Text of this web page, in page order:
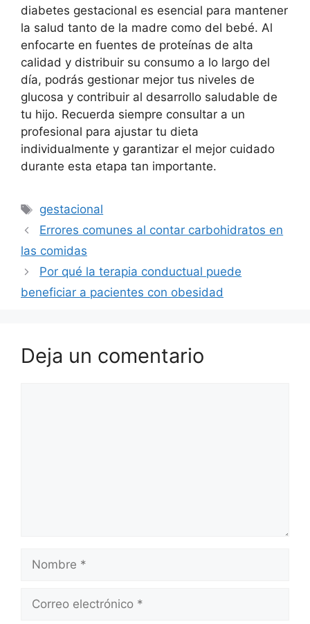
diabetes gestacional es esencial para mantener
la salud tanto de la madre como del bebé. Al
enfocarte en fuentes de proteínas de alta
calidad y distribuir su consumo a lo largo del
día, podrás gestionar mejor tus niveles de
glucosa y contribuir al desarrollo saludable de
tu hijo. Recuerda siempre consultar a un
profesional para ajustar tu dieta
individualmente y garantizar el mejor cuidado
durante esta etapa tan importante.
Etiquetas
gestacional
Errores comunes al contar carbohidratos en
las comidas
Por qué la terapia conductual puede
beneficiar a pacientes con obesidad
Deja un comentario
Nombre
Correo